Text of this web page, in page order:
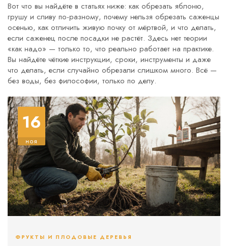
Вот что вы найдёте в статьях ниже: как обрезать яблоню,
грушу и сливу по-разному, почему нельзя обрезать саженцы
осенью, как отличить живую почку от мёртвой, и что делать,
если саженец после посадки не растёт. Здесь нет теории
«как надо» — только то, что реально работает на практике.
Вы найдёте чёткие инструкции, сроки, инструменты и даже
что делать, если случайно обрезали слишком много. Всё —
без воды, без философии, только по делу.
16
ноя
ФРУКТЫ И ПЛОДОВЫЕ ДЕРЕВЬЯ